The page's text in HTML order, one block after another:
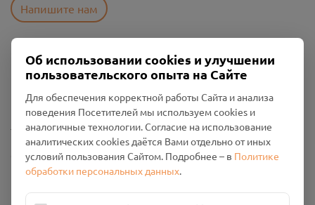
Напишите нам
Пользовательское соглашение
Политика конфиденциальности
Промо-материалы
Настройки cookies
Общество с ограниченной ответственностью «Смоленский
Проект Помним»
Юридический адрес: 216790, Смоленская область, р-н
Об использовании cookies и улучшении
пользовательского опыта на Сайте
Для обеспечения корректной работы Сайта и анализа
поведения Посетителей мы используем cookies и
аналогичные технологии. Согласие на использование
аналитических cookies даётся Вами отдельно от иных
условий пользования Сайтом. Подробнее – в Политике
обработки персональных данных.